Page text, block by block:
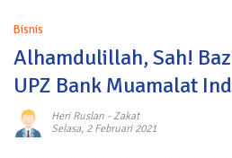
Bisnis
Alhamdulillah, Sah!
UPZ Bank Muamalat
Heri Ruslan - Zakat
Selasa, 2 Februari 2021